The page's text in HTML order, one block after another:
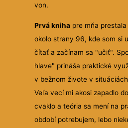
von.
Prvá kniha pre mňa
okolo strany 96, kde som si
čítať a začínam sa "učiť".
hlave" prináša praktické
v bežnom živote v
Veľa vecí mi akosi zapadlo
cvaklo a teória sa mení na
období potrebujem, lebo